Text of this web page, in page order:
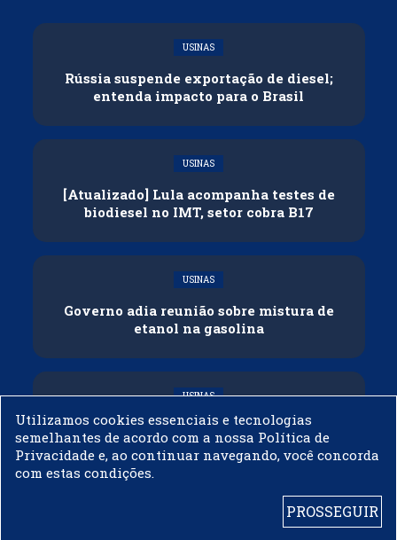
USINAS
Rússia suspende exportação de diesel;
entenda impacto para o Brasil
USINAS
[Atualizado] Lula acompanha testes de
biodiesel no IMT, setor cobra B17
USINAS
Governo adia reunião sobre mistura de
etanol na gasolina
USINAS
CNPE veda importação de biodiesel
Utilizamos cookies essenciais e tecnologias
semelhantes de acordo com a nossa Política de
Privacidade e, ao continuar navegando, você concorda
com estas condições.
PROSSEGUIR